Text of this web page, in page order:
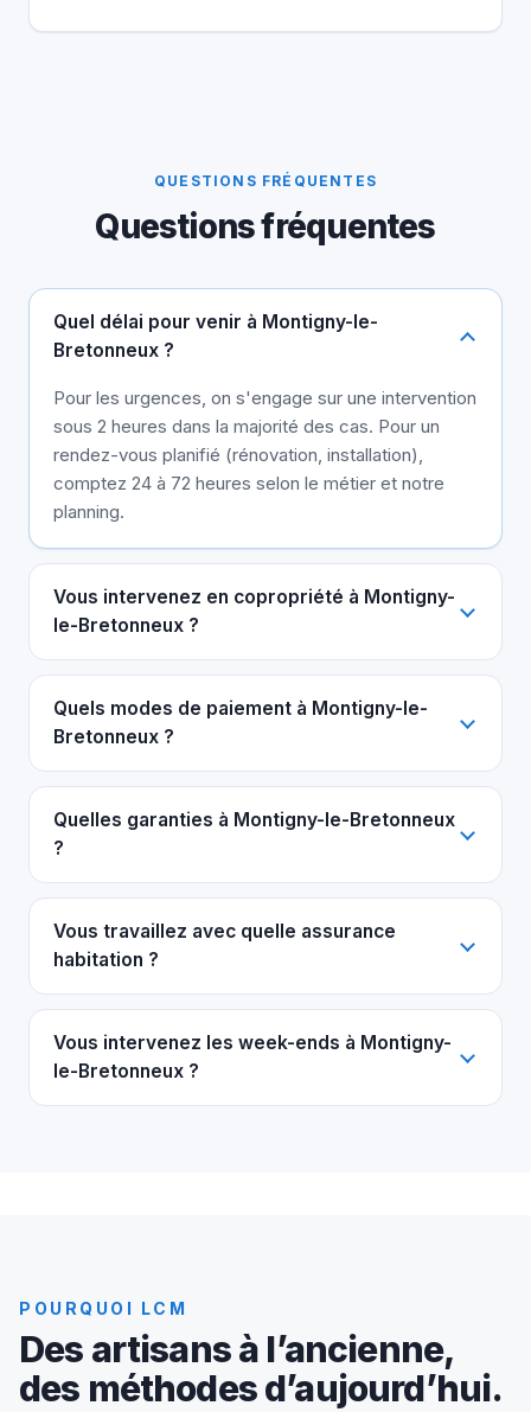
QUESTIONS FRÉQUENTES
Questions fréquentes
Quel délai pour venir à Montigny-le-
Bretonneux ?
Pour les urgences, on s'engage sur une intervention
sous 2 heures dans la majorité des cas. Pour un
rendez-vous planifié (rénovation, installation),
comptez 24 à 72 heures selon le métier et notre
planning.
Vous intervenez en copropriété à Montigny-
le-Bretonneux ?
Quels modes de paiement à Montigny-le-
Bretonneux ?
Quelles garanties à Montigny-le-Bretonneux
?
Vous travaillez avec quelle assurance
habitation ?
Vous intervenez les week-ends à Montigny-
le-Bretonneux ?
POURQUOI LCM
Des artisans à l’ancienne,
des méthodes d’aujourd’hui.